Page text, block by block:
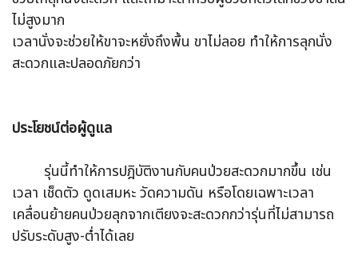
ไม่สูงมาก
เวลานั่งจะช่วยให้ขาจะหยั่งถึงพื้น ขาไม่ลอย ทำให้การลุกนั่ง
สะดวกและปลอดภัยกว่า
ประโยชน์ต่อผู้ดูแล
รุ่นนี้ทำให้การปฎิบัติงานกับคนป่วยสะดวกมากขึ้น เช่น
เวลา เช็ดตัว ดูดเสมหะ วัดความดัน หรือโดยเฉพาะเวลา
เคลื่อนย้ายคนป่วยลุกจากเตียงจะสะดวกกว่ารุ่นที่ไม่สามารถ
ปรับระดับสูง-ต่ำได้เลย